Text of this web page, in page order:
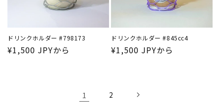
ドリンクホルダー #798173
通
¥1,500 JPYから
ドリンクホルダー #845cc4
通
¥1,500 JPYから
1 2